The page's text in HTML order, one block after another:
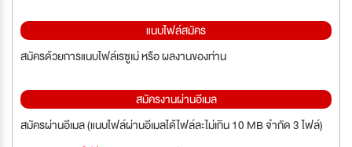
แนบไฟล์สมัคร
สมัครด้วยการแนบไฟล์เรซูเม่ หรือ ผลงานของท่าน
สมัครงานผ่านอีเมล
สมัครผ่านอีเมล (แนบไฟล์ผ่านอีเมลได้ไฟล์ละไม่เกิน 10 MB จำกัด 3 ไฟล์)